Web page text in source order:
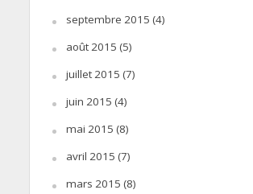
septembre 2015 (4)
août 2015 (5)
juillet 2015 (7)
juin 2015 (4)
mai 2015 (8)
avril 2015 (7)
mars 2015 (8)